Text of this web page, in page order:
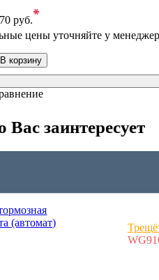
руб.*
цены уточняйте у
В корзину
заинтересует